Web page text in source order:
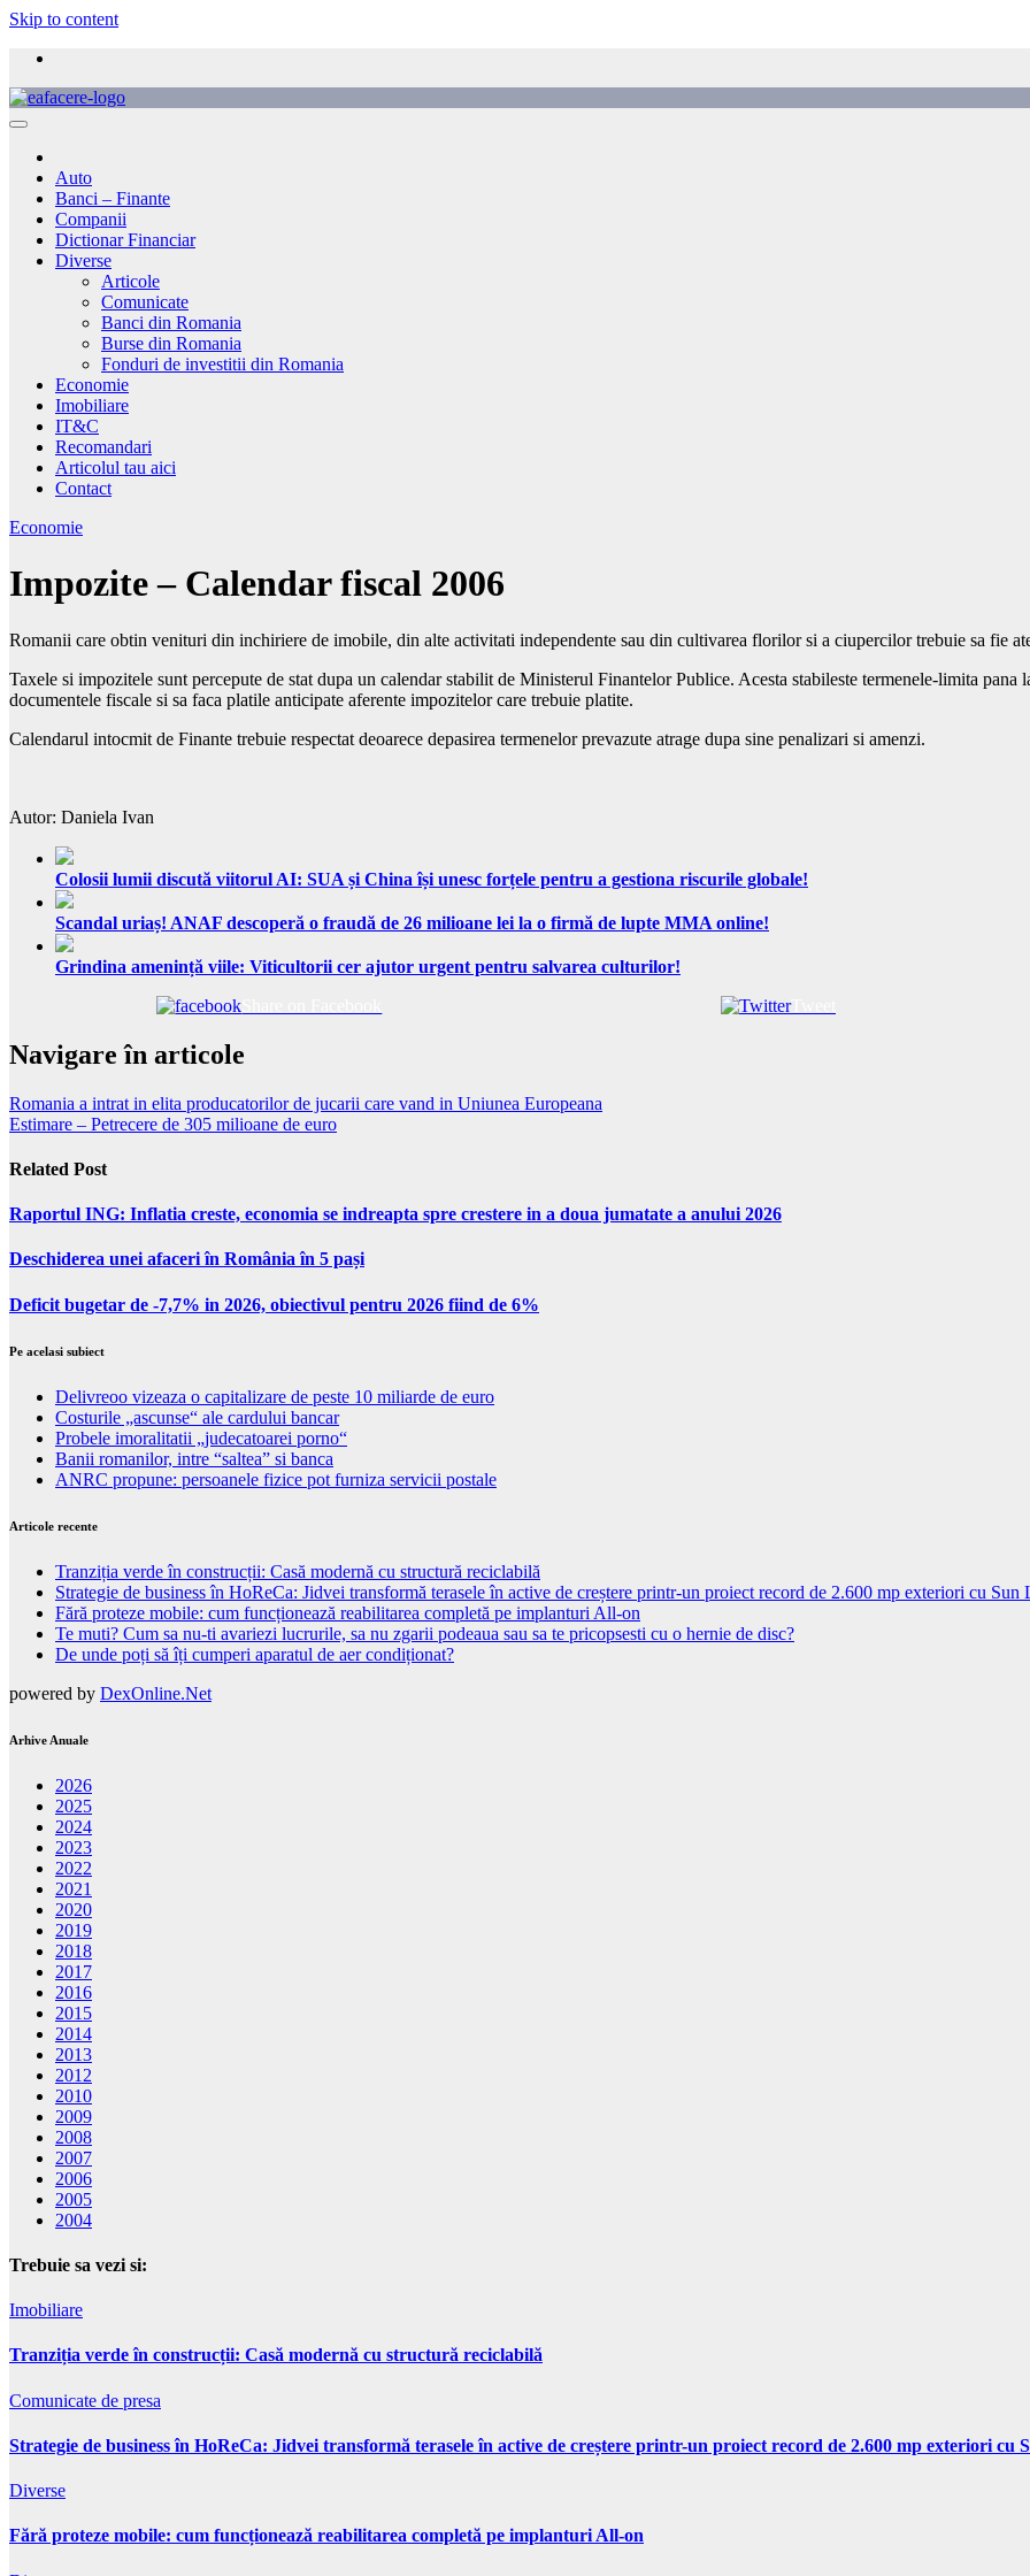
Skip to content
Auto
Banci – Finante
Companii
Dictionar Financiar
Diverse
Articole
Comunicate
Banci din Romania
Burse din Romania
Fonduri de investitii din Romania
Economie
Imobiliare
IT&C
Recomandari
Articolul tau aici
Contact
Economie
Impozite – Calendar fiscal 2006
Romanii care obtin venituri din inchiriere de imobile, din alte activitati independente sau din cultivarea florilor si a ciupercilor trebuie sa fie
Taxele si impozitele sunt percepute de stat dupa un calendar stabilit de Ministerul Finantelor Publice. Acesta stabileste termenele-limita
documentele fiscale si sa faca platile anticipate aferente impozitelor care trebuie platite.
Calendarul intocmit de Finante trebuie respectat deoarece depasirea termenelor prevazute atrage dupa sine penalizari si amenzi.
Autor: Daniela Ivan
Colosii lumii discută viitorul AI: SUA și China își unesc forțele pentru a gestiona riscurile globale!
Scandal uriaș! ANAF descoperă o fraudă de 26 milioane lei la o firmă de lupte MMA online!
Grindina amenință viile: Viticultorii cer ajutor urgent pentru salvarea culturilor!
Tweet
Navigare în articole
Romania a intrat in elita producatorilor de jucarii care vand in Uniunea Europeana
Estimare – Petrecere de 305 milioane de euro
Related Post
Raportul ING: Inflatia creste, economia se indreapta spre crestere in a doua jumatate a anului 2026
Deschiderea unei afaceri în România în 5 pași
Deficit bugetar de -7,7% in 2026, obiectivul pentru 2026 fiind de 6%
Pe acelasi subiect
Delivreoo vizeaza o capitalizare de peste 10 miliarde de euro
Costurile „ascunse“ ale cardului bancar
Probele imoralitatii „judecatoarei porno“
Banii romanilor, intre “saltea” si banca
ANRC propune: persoanele fizice pot furniza servicii postale
Articole recente
Tranziția verde în construcții: Casă modernă cu structură reciclabilă
Strategie de business în HoReCa: Jidvei transformă terasele în active de creștere printr-un proiect record de 2.600 mp exteriori cu Sun
Fără proteze mobile: cum funcționează reabilitarea completă pe implanturi All-on
Te muti? Cum sa nu-ti avariezi lucrurile, sa nu zgarii podeaua sau sa te pricopsesti cu o hernie de disc?
De unde poți să îți cumperi aparatul de aer condiționat?
powered by DexOnline.Net
Arhive Anuale
2026
2025
2024
2023
2022
2021
2020
2019
2018
2017
2016
2015
2014
2013
2012
2010
2009
2008
2007
2006
2005
2004
Trebuie sa vezi si:
Imobiliare
Tranziția verde în construcții: Casă modernă cu structură reciclabilă
Comunicate de presa
Strategie de business în HoReCa: Jidvei transformă terasele în active de creștere printr-un proiect record de 2.600 mp exteriori cu
Diverse
Fără proteze mobile: cum funcționează reabilitarea completă pe implanturi All-on